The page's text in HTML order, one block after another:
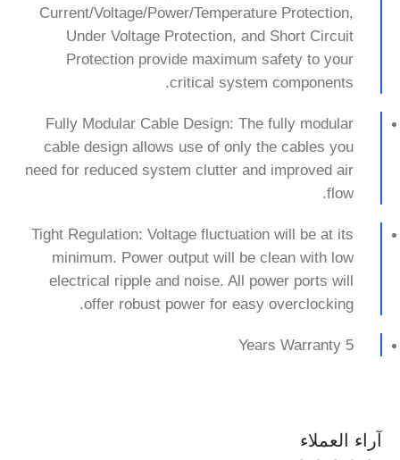
Current/Voltage/Power/Temperature Protection,
Under Voltage Protection, and Short Circuit
Protection provide maximum safety to your
critical system components.
Fully Modular Cable Design: The fully modular
cable design allows use of only the cables you
need for reduced system clutter and improved air
flow.
Tight Regulation: Voltage fluctuation will be at its
minimum. Power output will be clean with low
electrical ripple and noise. All power ports will
offer robust power for easy overclocking.
5 Years Warranty
آراء العملاء